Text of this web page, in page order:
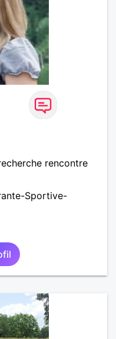
rencontre
Sportive-